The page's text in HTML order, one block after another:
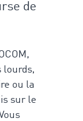
de
lourds,
ou la
sur le